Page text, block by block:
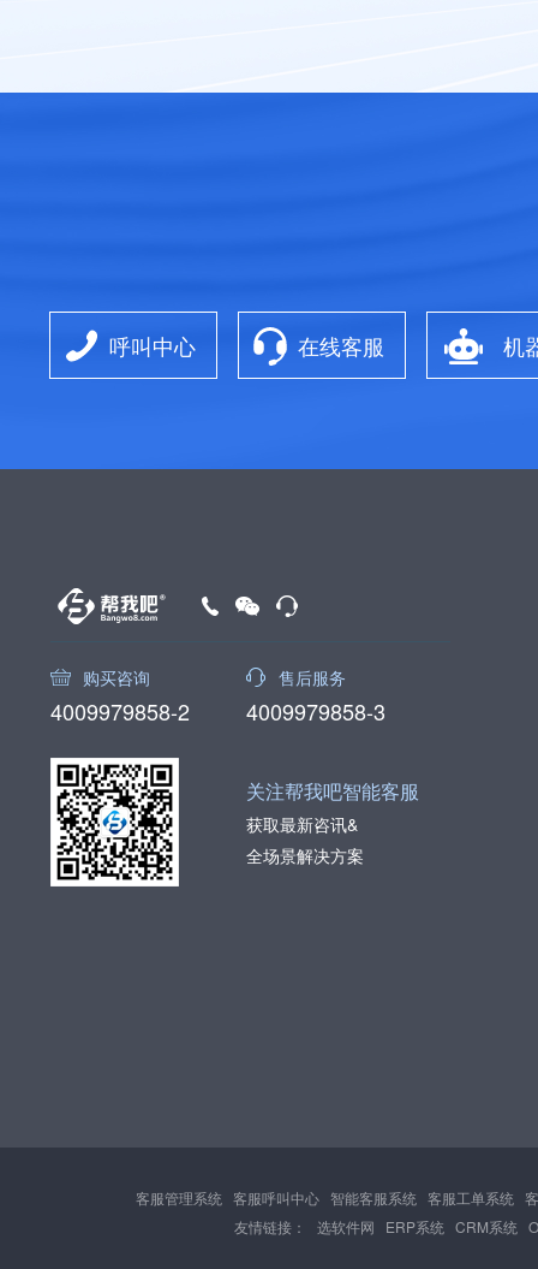
呼叫中心 在线客服 机
购买咨询
4009979858-2
售后服务
4009979858-3
关注帮我吧智能客服
获取最新咨讯&
全场景解决方案
客服管理系统 客服呼叫中心 智能客服系统 客服工单系统
友情链接：
选软件网 ERP系统 CRM系统